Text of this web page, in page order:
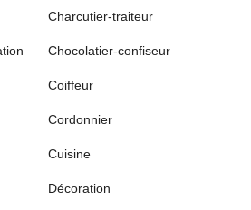
Charcutier-traiteur
Chocolatier-confiseur
Coiffeur
Cordonnier
Cuisine
Décoration